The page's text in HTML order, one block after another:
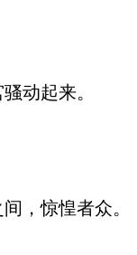
动起来。
，惊惶者众。